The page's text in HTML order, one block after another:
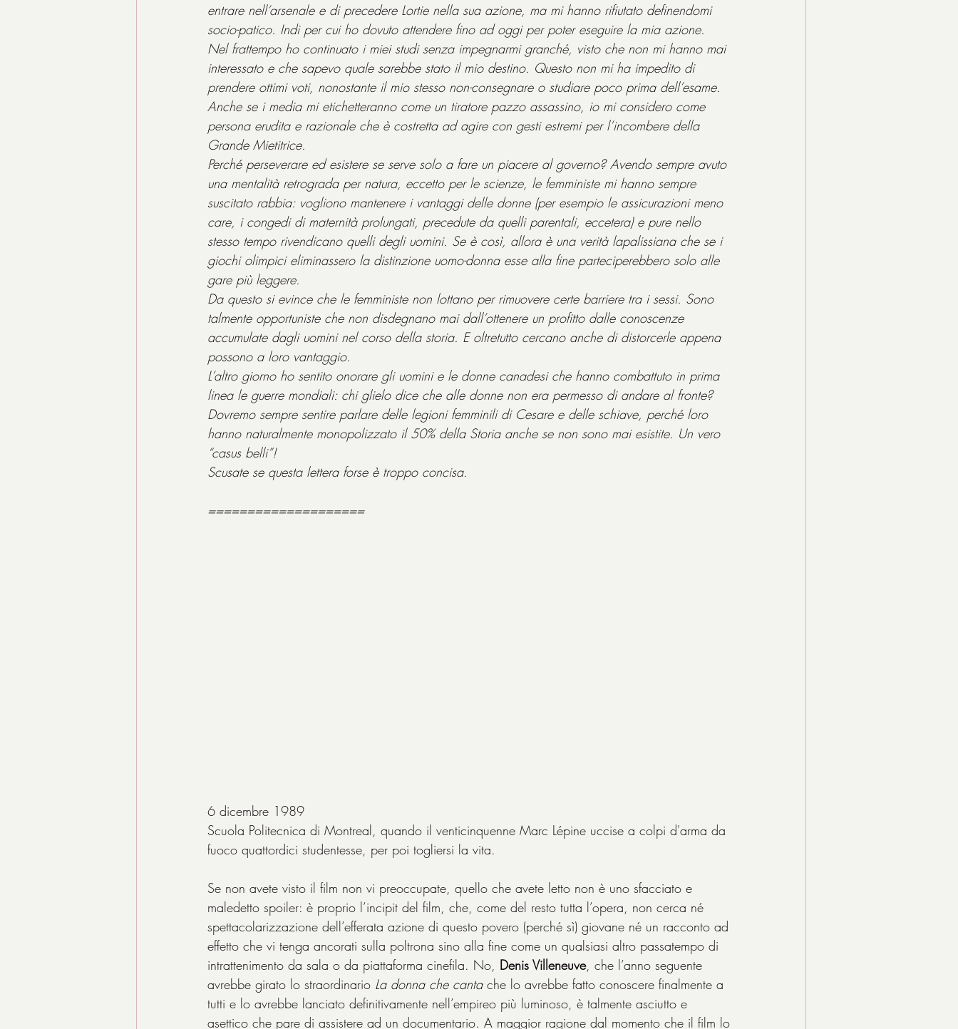
entrare nell’arsenale e di precedere Lortie nella sua azione, ma mi hanno rifiutato definendomi
socio-patico. Indi per cui ho dovuto attendere fino ad oggi per poter eseguire la mia azione.
Nel frattempo ho continuato i miei studi senza impegnarmi granché, visto che non mi hanno mai
interessato e che sapevo quale sarebbe stato il mio destino. Questo non mi ha impedito di
prendere ottimi voti, nonostante il mio stesso non-consegnare o studiare poco prima dell’esame.
Anche se i media mi etichetteranno come un tiratore pazzo assassino, io mi considero come
persona erudita e razionale che è costretta ad agire con gesti estremi per l’incombere della
Grande Mietitrice.
Perché perseverare ed esistere se serve solo a fare un piacere al governo? Avendo sempre avuto
una mentalità retrograda per natura, eccetto per le scienze, le femministe mi hanno sempre
suscitato rabbia: vogliono mantenere i vantaggi delle donne (per esempio le assicurazioni meno
care, i congedi di maternità prolungati, precedute da quelli parentali, eccetera) e pure nello
stesso tempo rivendicano quelli degli uomini. Se è così, allora è una verità lapalissiana che se i
giochi olimpici eliminassero la distinzione uomo-donna esse alla fine parteciperebbero solo alle
gare più leggere.
Da questo si evince che le femministe non lottano per rimuovere certe barriere tra i sessi. Sono
talmente opportuniste che non disdegnano mai dall’ottenere un profitto dalle conoscenze
accumulate dagli uomini nel corso della storia. E oltretutto cercano anche di distorcerle appena
possono a loro vantaggio.
L’altro giorno ho sentito onorare gli uomini e le donne canadesi che hanno combattuto in prima
linea le guerre mondiali: chi glielo dice che alle donne non era permesso di andare al fronte?
Dovremo sempre sentire parlare delle legioni femminili di Cesare e delle schiave, perché loro
hanno naturalmente monopolizzato il 50% della Storia anche se non sono mai esistite. Un vero
“casus belli”!
Scusate se questa lettera forse è troppo concisa.
====================
6 dicembre 1989
Scuola Politecnica di Montreal, quando il venticinquenne Marc Lépine uccise a colpi d'arma da
fuoco quattordici studentesse, per poi togliersi la vita.
Se non avete visto il film non vi preoccupate, quello che avete letto non è uno sfacciato e
maledetto spoiler: è proprio l’incipit del film, che, come del resto tutta l’opera, non cerca né
spettacolarizzazione dell’efferata azione di questo povero (perché sì) giovane né un racconto ad
effetto che vi tenga ancorati sulla poltrona sino alla fine come un qualsiasi altro passatempo di
intrattenimento da sala o da piattaforma cinefila. No, Denis Villeneuve, che l’anno seguente
avrebbe girato lo straordinario La donna che canta che lo avrebbe fatto conoscere finalmente a
tutti e lo avrebbe lanciato definitivamente nell’empireo più luminoso, è talmente asciutto e
asettico che pare di assistere ad un documentario. A maggior ragione dal momento che il film lo